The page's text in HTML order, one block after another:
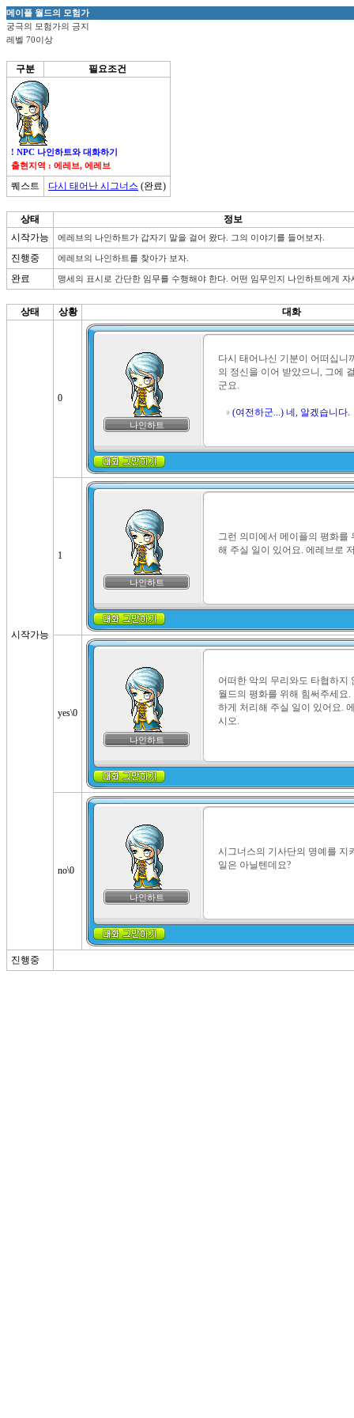
메이플 월드의 모험가
궁극의 모험가의 긍지
레벨 70이상
구분 필요조건
! NPC 나인하트와 대화하기
출현지역 : 에레브, 에레브
퀘스트 다시 태어난 시그너스 (완료)
상태
정보
시작가능
에레브의 나인하트가 갑자기 말을 걸어 왔다. 그의 이야기를 들어보자.
진행중 에레브의 나인하트를 찾아가 보자.
완료 맹세의 표시로 간단한 임무를 수행해야 한다. 어떤 임무인지 나인하트에게 자
상태 상황 대화
시작가능
0
나인하트
다시 태어나신 기분이 어떠십니
의 정신을 이어 받았으니, 그에
군요.
(여전하군...) 네, 알겠습니다.
1
나인하트
그런 의미에서 메이플의 평화를
해 주실 일이 있어요. 에레브로
yes\0
나인하트
어떠한 악의 무리와도 타협하지
월드의 평화를 위해 힘써주세요
하게 처리해 주실 일이 있어요.
시오.
no\0
나인하트
시그너스의 기사단의 명예를 지
일은 아닐텐데요?
진행중